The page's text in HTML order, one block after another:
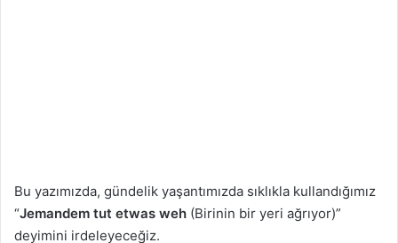
Bu yazımızda, gündelik yaşantımızda sıklıkla kullandığımız
“Jemandem tut etwas weh (Birinin bir yeri ağrıyor)”
deyimini irdeleyeceğiz.